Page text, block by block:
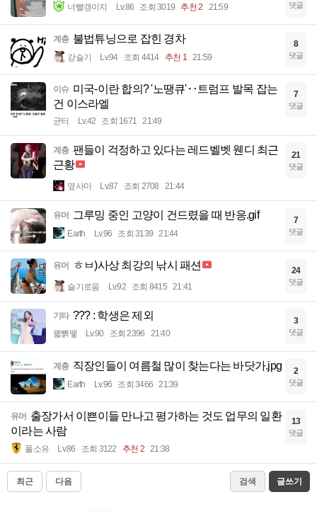
너빨갱이지 Lv.86 조회 3019 추천 2 21:59 댓글
계층 불법튜닝으로 잡힌 경차
강슬기 Lv.94 조회 4414 추천 1 21:59
8
댓글
이슈 미국-이란 합의? '노땡큐'‥트럼프 발목 잡는
건 이스라엘
균터 Lv.42 조회 1671 21:49
7
댓글
계층 팬들이 걱정하고 있다는 레드벨벳 웬디 최근
근황
옆사마 Lv.87 조회 2708 21:44
21
댓글
유머 그루밍 중인 고양이 건드렸을 때 반응.gif
Earth Lv.96 조회 3139 21:44
7
댓글
유머 ㅎㅂ)사상 최강의 낚시 패션
슬기로움 Lv.92 조회 8415 21:41
24
댓글
기타 ??? : 학생은 제외
꿻뻵뗗 Lv.90 조회 2396 21:40
3
댓글
계층 직장인들이 여름철 많이 찾는다는 바닷가.jpg
Earth Lv.96 조회 3466 21:39
2
댓글
유머 출장가서 이쁜이들 만나고 평가하는 것도 업무의 일환
이라는 사람
풀소유 Lv.86 조회 3122 추천 2 21:38
13
댓글
최근 다음 검색 글쓰기